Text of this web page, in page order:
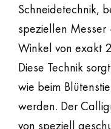
Schneidetechnik,
speziellen
Winkel von exakt
Diese Technik
wie beim
werden. Der
von speziell